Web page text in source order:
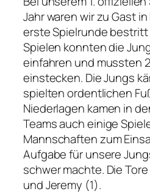
Jahr waren wir zu Gast
erste Spielrunde bestritt
Spielen konnten die
einfahren und mussten
einstecken. Die Jungs
spielten ordentlichen
Niederlagen kamen in
Teams auch einige
Mannschaften zum
Aufgabe für unsere
schwer machte. Die
und Jeremy (1).